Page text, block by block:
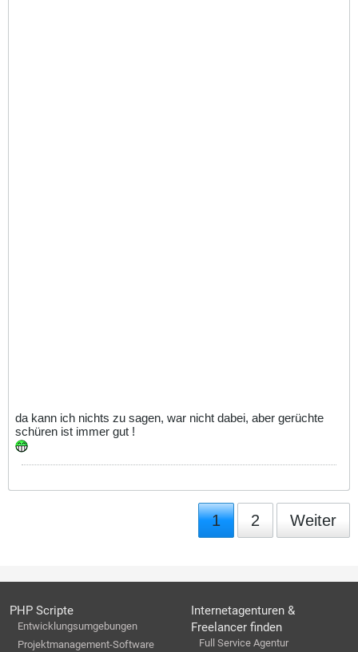
da kann ich nichts zu sagen, war nicht dabei, aber gerüchte
schüren ist immer gut !
1 2 Weiter
PHP Scripte
Entwicklungsumgebungen
Projektmanagement-Software
Internetagenturen &
Freelancer finden
Full Service Agentur